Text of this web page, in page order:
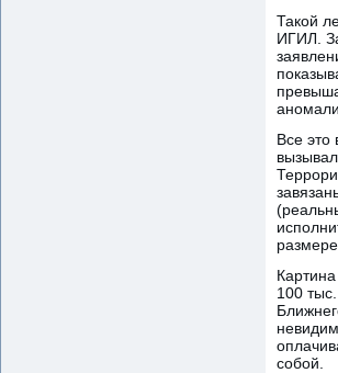
Такой
ИГИЛ.
Все это
100
собой.